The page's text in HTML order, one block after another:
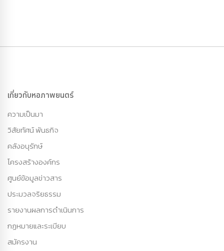
เกี่ยวกับหอภาพยนตร์
ความเป็นมา
วิสัยทัศน์ พันธกิจ
คลังอนุรักษ์
โครงสร้างองค์กร
ศูนย์ข้อมูลข่าวสาร
ประมวลจริยธรรม
รายงานผลการดำเนินการ
กฏหมายและระเบียบ
สมัครงาน